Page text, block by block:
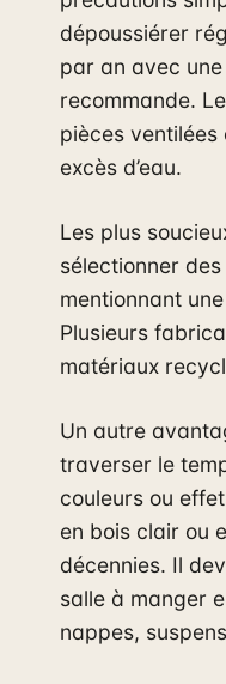
dépoussiérer
par an avec
recommande.
pièces ventilées
excès d’eau.
Les plus
sélectionner
mentionnant
Plusieurs
matériaux
Un autre
traverser le
couleurs ou
en bois clair ou
décennies. Il
salle à manger
nappes,